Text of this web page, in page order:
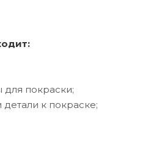
покраски;
к покраске;